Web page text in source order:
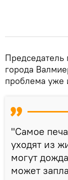
Председатель
города
проблема уже
"Самое
уходят из
могут
может